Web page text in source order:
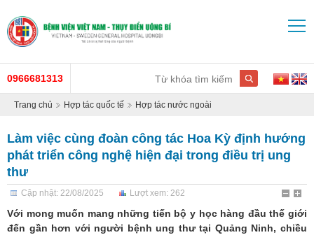
0966681313
Trang chủ Hợp tác quốc tế Hợp tác nước ngoài
Làm việc cùng đoàn công tác Hoa Kỳ định hướng
phát triển công nghệ hiện đại trong điều trị ung
thư
Cập nhật: 22/08/2025 Lượt xem: 262
Với mong muốn mang những tiến bộ y học hàng đầu thế giới
đến gần hơn với người bệnh ung thư tại Quảng Ninh, chiều